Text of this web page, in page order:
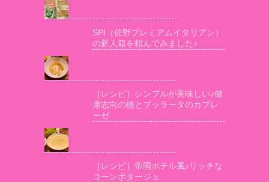
SPI（佐野プレミアムイタリアン）
の新人箱を頼んでみました♪
［レシピ］シンプルが美味しい♪健
康志向の桃とブッラータのカプレ
ーゼ
［レシピ］帝国ホテル風♪リッチな
コーンポタージュ